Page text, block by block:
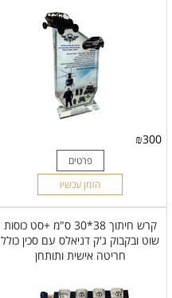
₪300
פרטים
הזמן עכשיו
קרש חיתוך 38*30 ס"מ +סט כוסות
שוט ובקבוק ג'ק דניאלס עם סכין כולל
חריטה אישית ותותחן